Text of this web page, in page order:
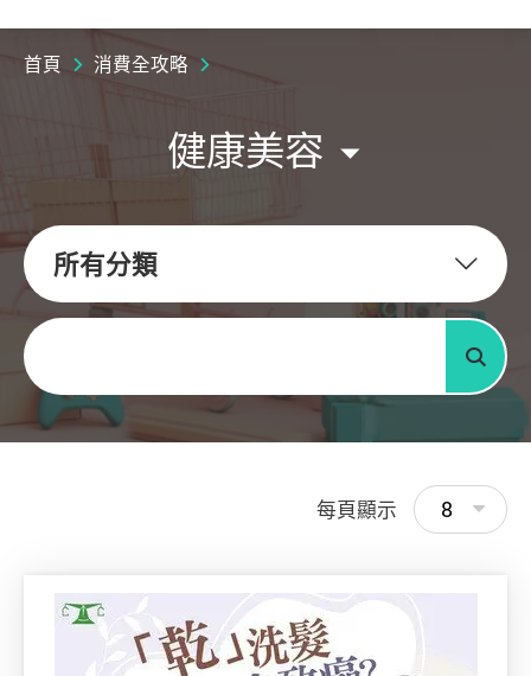
首頁 消費全攻略
健康美容
所有分類
關鍵字
搜尋
每頁顯示 8